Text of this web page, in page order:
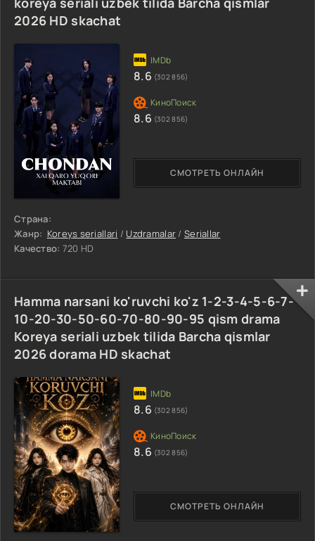
2026 HD skachat
Страна:
Жанр: Koreys seriallari / Uzdramalar / Seriallar
Качество: 720 HD
СМОТРЕТЬ ОНЛАЙН
8.6 (302 856)
8.6 (302 856)
Hamma narsani ko'ruvchi ko'z 1-2-3-4-5-6-7-
10-20-30-50-60-70-80-90-95 qism drama
Koreya seriali uzbek tilida Barcha qismlar
2026 dorama HD skachat
СМОТРЕТЬ ОНЛАЙН
8.6 (302 856)
8.6 (302 856)